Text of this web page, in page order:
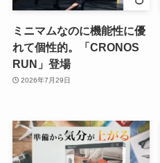
ミニマムなのに機能性に優
れて個性的。「CRONOS
RUN」登場
2026年7月29日